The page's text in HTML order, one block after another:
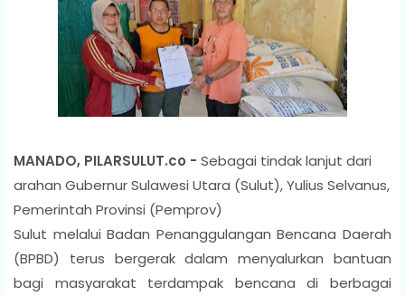
MANADO, PILARSULUT.co - Sebagai tindak lanjut dari
arahan Gubernur Sulawesi Utara (Sulut), Yulius Selvanus,
Pemerintah Provinsi (Pemprov)
Sulut melalui Badan Penanggulangan Bencana Daerah
(BPBD) terus bergerak dalam menyalurkan bantuan
bagi masyarakat terdampak bencana di berbagai